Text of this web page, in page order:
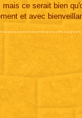
ce serait bien
et avec